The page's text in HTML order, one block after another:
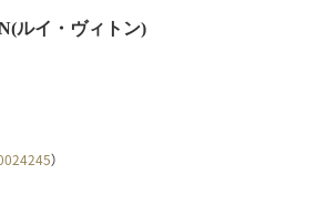
ルイ・ヴィトン)
）